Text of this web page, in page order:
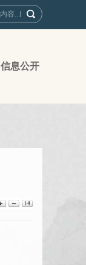
信息公开